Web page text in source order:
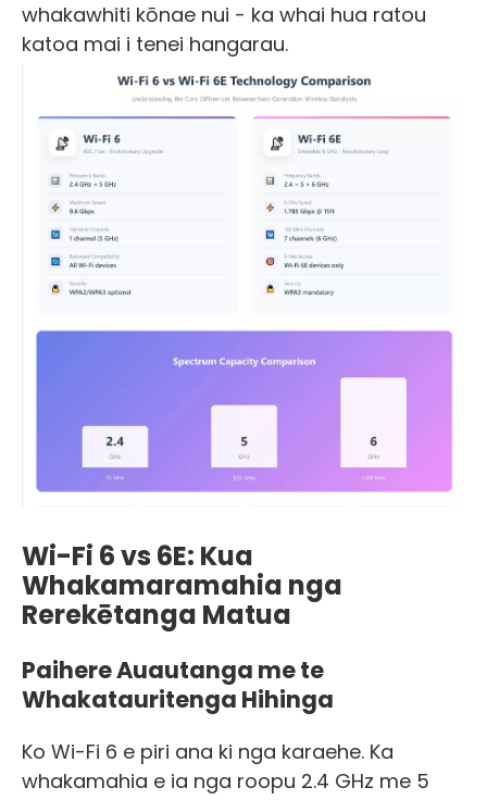
whakawhiti kōnae nui - ka whai hua ratou
katoa mai i tenei hangarau.
Wi-Fi 6 vs 6E: Kua
Whakamaramahia nga
Rerekētanga Matua
Paihere Auautanga me te
Whakatauritenga Hihinga
Ko Wi-Fi 6 e piri ana ki nga karaehe. Ka
whakamahia e ia nga roopu 2.4 GHz me 5